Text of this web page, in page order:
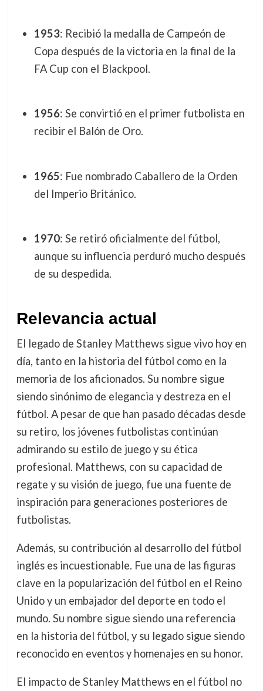
1953: Recibió la medalla de Campeón de
Copa después de la victoria en la final de la
FA Cup con el Blackpool.
1956: Se convirtió en el primer futbolista en
recibir el Balón de Oro.
1965: Fue nombrado Caballero de la Orden
del Imperio Británico.
1970: Se retiró oficialmente del fútbol,
aunque su influencia perduró mucho después
de su despedida.
Relevancia actual
El legado de Stanley Matthews sigue vivo hoy en
día, tanto en la historia del fútbol como en la
memoria de los aficionados. Su nombre sigue
siendo sinónimo de elegancia y destreza en el
fútbol. A pesar de que han pasado décadas desde
su retiro, los jóvenes futbolistas continúan
admirando su estilo de juego y su ética
profesional. Matthews, con su capacidad de
regate y su visión de juego, fue una fuente de
inspiración para generaciones posteriores de
futbolistas.
Además, su contribución al desarrollo del fútbol
inglés es incuestionable. Fue una de las figuras
clave en la popularización del fútbol en el Reino
Unido y un embajador del deporte en todo el
mundo. Su nombre sigue siendo una referencia
en la historia del fútbol, y su legado sigue siendo
reconocido en eventos y homenajes en su honor.
El impacto de Stanley Matthews en el fútbol no